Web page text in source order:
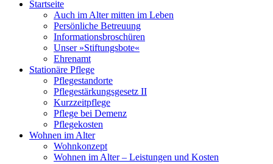
Startseite
Auch im Alter mitten im Leben
Persönliche Betreuung
Informationsbroschüren
Unser »Stiftungsbote«
Ehrenamt
Stationäre Pflege
Pflegestandorte
Pflegestärkungsgesetz II
Kurzzeitpflege
Pflege bei Demenz
Pflegekosten
Wohnen im Alter
Wohnkonzept
Wohnen im Alter – Leistungen und Kosten